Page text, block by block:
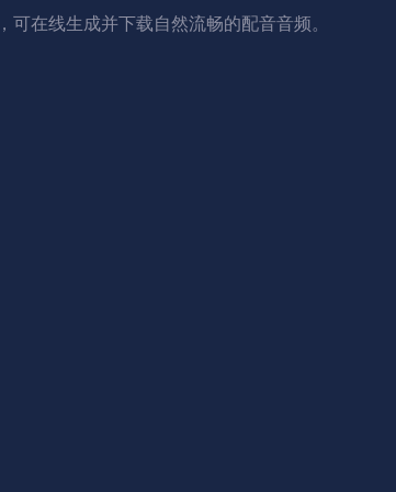
在线生成并下载自然流畅的配音音频。